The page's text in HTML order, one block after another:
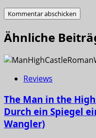
Ähnliche
Reviews
The Man in the
Durch ein Spiegel
Wangler)